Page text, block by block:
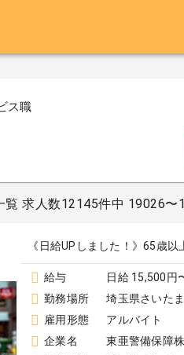
ス職
覧 求人数12145件中 19026〜
《日給UPしました！》65歳
給与
日給 15,500円
勤務場所
埼玉県さいた
雇用形態
アルバイト
企業名
東亜警備保障